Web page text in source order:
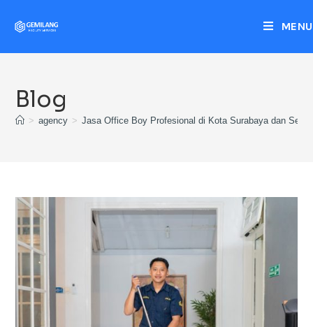
MENU
Blog
> agency > Jasa Office Boy Profesional di Kota Surabaya dan